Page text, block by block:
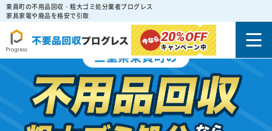
東員町の不用品回収・粗大ゴミ処分業者プログレス
家具家電や廃品を格安で引取
20%OFF
キャンペーン中
三重県東員町の